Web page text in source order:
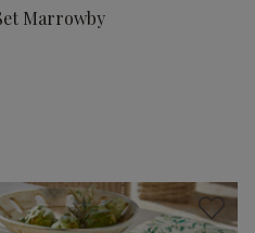
Marrowby